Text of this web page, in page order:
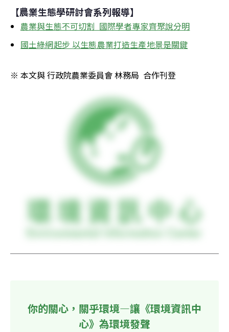
【農業生態學研討會系列報導】
農業與生態不可切割  國際學者專家齊聚說分明
國土綠網起步 以生態農業打造生產地景是關鍵
※ 本文與 行政院農業委員會 林務局  合作刊登
你的關心，關乎環境—讓《環境資訊中
心》為環境發聲